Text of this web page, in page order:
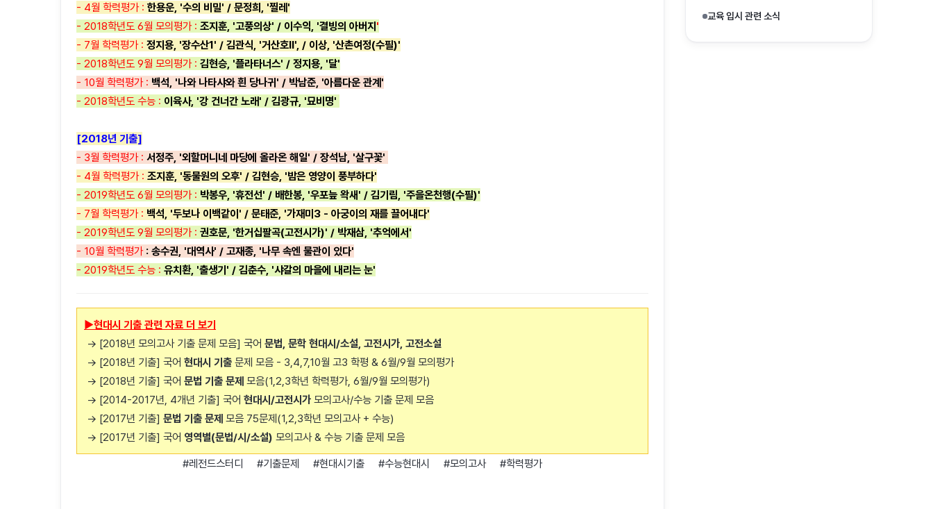
- 4월 학력평가 : 한용운, '수의 비밀' / 문정희, '찔레'
- 2018학년도 6월 모의평가 : 조지훈, '고풍의상' / 이수익, '결빙의 아버지'
- 7월 학력평가 : 정지용, '장수산1' / 김관식, '거산호II', / 이상, '산촌여정(수필)'
- 2018학년도 9월 모의평가 : 김현승, '플라타너스' / 정지용, '달'
- 10월 학력평가 : 백석, '나와 나타샤와 흰 당나귀' / 박남준, '아름다운 관계'
- 2018학년도 수능 : 이육사, '강 건너간 노래' / 김광규, '묘비명'
[2018년 기출]
- 3월 학력평가 : 서정주, '외할머니네 마당에 올라온 해일' / 장석남, '살구꽃'
- 4월 학력평가 : 조지훈, '동물원의 오후' / 김현승, '밤은 영양이 풍부하다'
- 2019학년도 6월 모의평가 : 박봉우, '휴전선' / 배한봉, '우포늪 왁새' / 김기림, '주을온천행(수필)'
- 7월 학력평가 : 백석, '두보나 이백같이' / 문태준, '가재미3 - 아궁이의 재를 끌어내다'
- 2019학년도 9월 모의평가 : 권호문, '한거십팔곡(고전시가)' / 박재삼, '추억에서'
- 10월 학력평가 : 송수권, '대역사' / 고재종, '나무 속엔 물관이 있다'
- 2019학년도 수능 : 유치환, '출생기' / 김춘수, '샤갈의 마을에 내리는 눈'
▶현대시 기출 관련 자료 더 보기
→ [2018년 모의고사 기출 문제 모음] 국어 문법, 문학 현대시/소설, 고전시가, 고전소설
→ [2018년 기출] 국어 현대시 기출 문제 모음 - 3,4,7,10월 고3 학평 & 6월/9월 모의평가
→ [2018년 기출] 국어 문법 기출 문제 모음(1,2,3학년 학력평가, 6월/9월 모의평가)
→ [2014-2017년, 4개년 기출] 국어 현대시/고전시가 모의고사/수능 기출 문제 모음
→ [2017년 기출] 문법 기출 문제 모음 75문제(1,2,3학년 모의고사 + 수능)
→ [2017년 기출] 국어 영역별(문법/시/소설) 모의고사 & 수능 기출 문제 모음
#레전드스터디 #기출문제 #현대시기출 #수능현대시 #모의고사 #학력평가
교육 입시 관련 소식